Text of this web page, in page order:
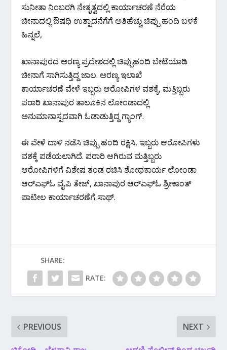
ಸುನೀತಾ ನಿಂಬರಗಿ ನೇತೃತ್ವದಲ್ಲಿ ‌ಕಾರ್ಯಾಚರಣೆ ನೆರೆಯ
ಚೀನಾದಲ್ಲಿ ಔಷಧಿ ಉತ್ಪಾದನೆಗೆಗೆ ಅತಿಹೆಚ್ಚು ‌ಚಿಪ್ಪು ಹಂದಿ ಬಳಕೆ
ಹಿನ್ನಲೆ,
ಖಾನಾಪುರದ‌ ಅರಣ್ಯ ಪ್ರದೇಶದಲ್ಲಿ ‌ಚಿಪ್ಪುಹಂದಿ ಬೇಟೆಯಾಡಿ‌
ಚೀನಾಗೆ ಸಾಗಿಸುತ್ತಿದ್ದ ಜಾಲ. ಅರಣ್ಯ ಇಲಾಖೆ
ಕಾರ್ಯಾಚರಣೆ ‌ವೇಳೆ ಇಬ್ಬರು ಆರೋಪಿಗಳ ವಶಕ್ಕೆ, ಮತ್ತಿಬ್ಬರು
ಪರಾರಿ ಖಾನಾಪುರ ‌ತಾಲೂಕಿನ‌ ಲೋಂಡಾದಲ್ಲಿ
ಅನುಮಾನಾಸ್ಪದವಾಗಿ ಓಡಾಡುತ್ತಿದ್ದ ಗ್ಯಾಂಗ್.
ಈ ವೇಳೆ ದಾಳಿ ನಡೆಸಿ ಚಿಪ್ಪು ಹಂದಿ ರಕ್ಷಿಸಿ, ಇಬ್ಬರು ಆರೋಪಿಗಳು
ವಶಕ್ಕೆ ಪಡೆಯಲಾಗಿದೆ. ಪರಾರಿ ಆಗಿರುವ ಮತ್ತಿಬ್ಬರು
ಆರೋಪಿಗಳಿಗೆ ವಿಶೇಷ ‌ತಂಡ‌ ರಚಿಸಿ ಶೋಧಕಾರ್ಯ ಲೋಂಡಾ‌
ಆರ್‌ಎಫ್ಓ ವೈ.ಪಿ ತೇಜ್, ಖಾನಾಪುರ ಆರ್‌ಎಫ್‌ಓ ಶ್ರೀಕಾಂತ್
‌ಪಾಟೀಲ ಕಾರ್ಯಾಚರಣೆಗೆ ಸಾಥ್.
SHARE:
RATE:
PREVIOUS NEXT